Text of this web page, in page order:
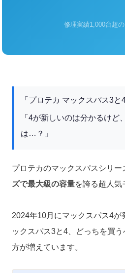
修理実績1,000台超
「プロテカ マックスパス3と
「4が新しいのは分かるけど
は…？」
プロテカのマックスパスシリー
ズで最大級の容量を誇る超人気
2024年10月にマックスパス4が
ックスパス3と4、どっちを買
方が増えています。